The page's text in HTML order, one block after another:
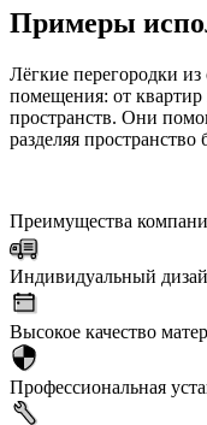
Примеры
Лёгкие перегородки из
помещения: от
пространств. Они
разделяя пространство
Преимущества
Индивидуальный
Высокое качество
Профессиональная